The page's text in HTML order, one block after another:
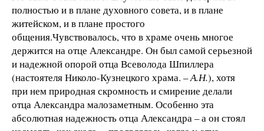
полностью и в плане духовного совета, и в плане
житейском, и в плане простого
общения.Чувствовалось, что в храме очень многое
держится на отце Александре. Он был самой серьезной
и надежной опорой отца Всеволода Шпиллера
(настоятеля Николо-Кузнецкого храма. –А.Н.), хотя
при нем природная скромность и смирение делали
отца Александра малозаметным. Особенно эта
абсолютная надежность отца Александра – а он стоял